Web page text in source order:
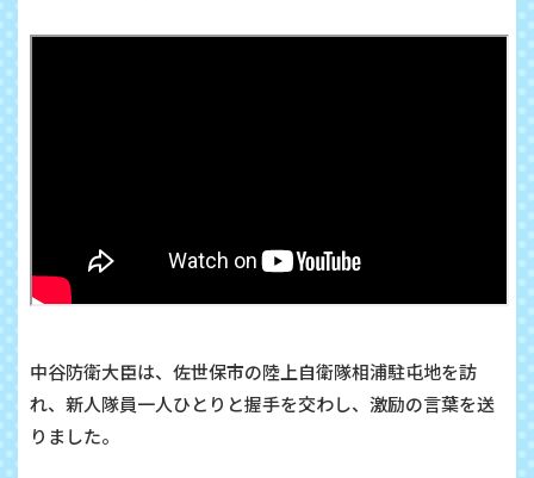
中谷防衛大臣は、佐世保市の陸上自衛隊相浦駐屯地を訪
れ、新人隊員一人ひとりと握手を交わし、激励の言葉を送
りました。